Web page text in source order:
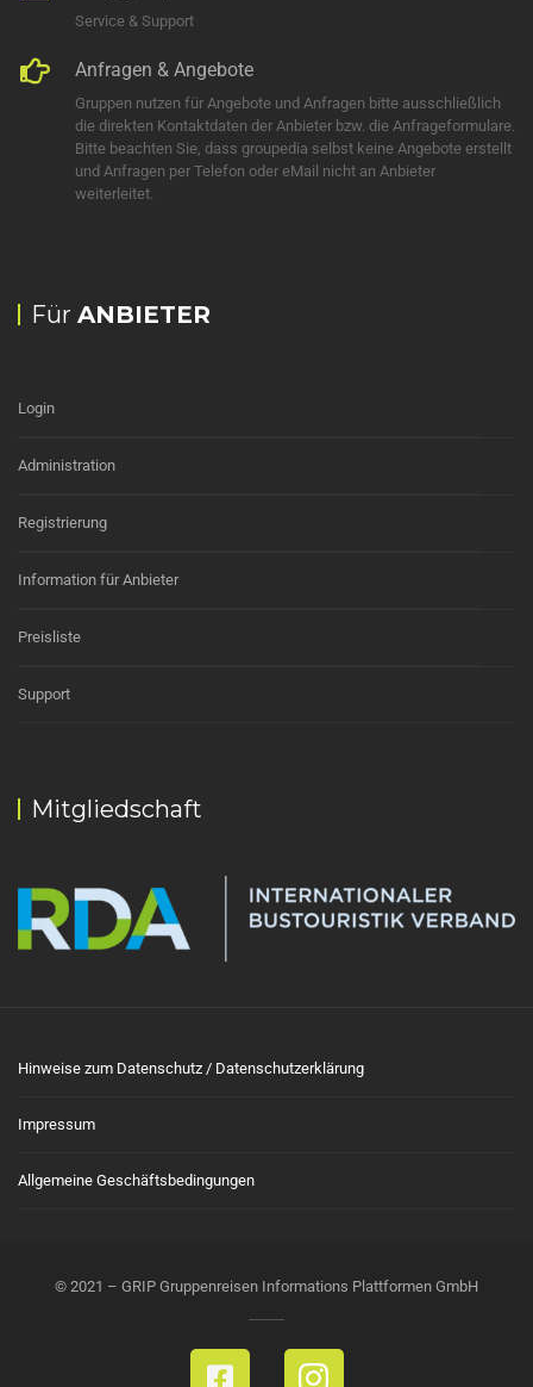
Service & Support
Anfragen & Angebote
Gruppen nutzen für Angebote und Anfragen bitte ausschließlich
die direkten Kontaktdaten der Anbieter bzw. die Anfrageformulare.
Bitte beachten Sie, dass groupedia selbst keine Angebote erstellt
und Anfragen per Telefon oder eMail nicht an Anbieter
weiterleitet.
Für ANBIETER
Login
Administration
Registrierung
Information für Anbieter
Preisliste
Support
Mitgliedschaft
Hinweise zum Datenschutz / Datenschutzerklärung
Impressum
Allgemeine Geschäftsbedingungen
© 2021 – GRIP Gruppenreisen Informations Plattformen GmbH